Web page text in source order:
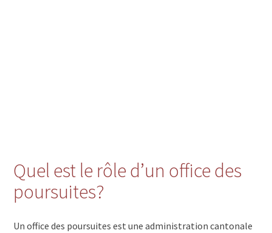
Quel est le rôle d’un office des
poursuites?
Un office des poursuites est une administration cantonale